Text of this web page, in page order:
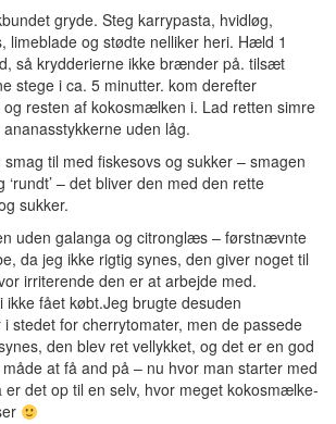
gryde. Steg karrypasta, hvidløg,
limeblade og stødte nelliker heri. Hæld 1
så krydderierne ikke brænder på. tilsæt
stege i ca. 5 minutter. kom derefter
resten af kokosmælken i. Lad retten simre
uden låg.
til med fiskesovs og sukker – smagen
– det bliver den med den rette
sukker.
uden galanga og citronglæs – førstnævnte
da jeg ikke rigtig synes, den giver noget til
irriterende den er at arbejde med.
fået købt.Jeg brugte desuden
stedet for cherrytomater, men de passede
den blev ret vellykket, og det er en god
at få and på – nu hvor man starter med
er det op til en selv, hvor meget kokosmælke-